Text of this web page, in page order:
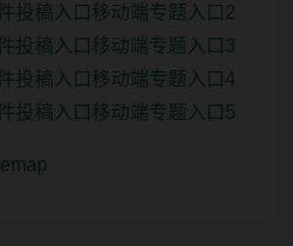
投稿入口移动端专题入口2
投稿入口移动端专题入口3
投稿入口移动端专题入口4
投稿入口移动端专题入口5